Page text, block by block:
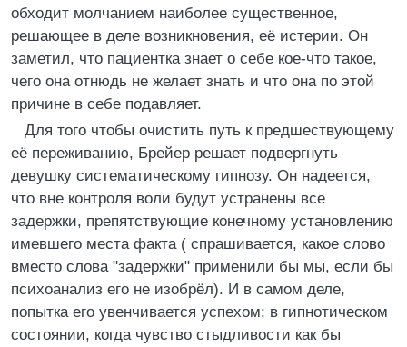
обходит молчанием наиболее существенное,
решающее в деле возникновения, её истерии. Он
заметил, что пациентка знает о себе кое-что такое,
чего она отнюдь не желает знать и что она по этой
причине в себе подавляет.
Для того чтобы очистить путь к предшествующему
её переживанию, Брейер решает подвергнуть
девушку систематическому гипнозу. Он надеется,
что вне контроля воли будут устранены все
задержки, препятствующие конечному установлению
имевшего места факта ( спрашивается, какое слово
вместо слова "задержки" применили бы мы, если бы
психоанализ его не изобрёл). И в самом деле,
попытка его увенчивается успехом; в гипнотическом
состоянии, когда чувство стыдливости как бы